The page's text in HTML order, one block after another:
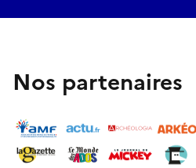
Nos partenaires